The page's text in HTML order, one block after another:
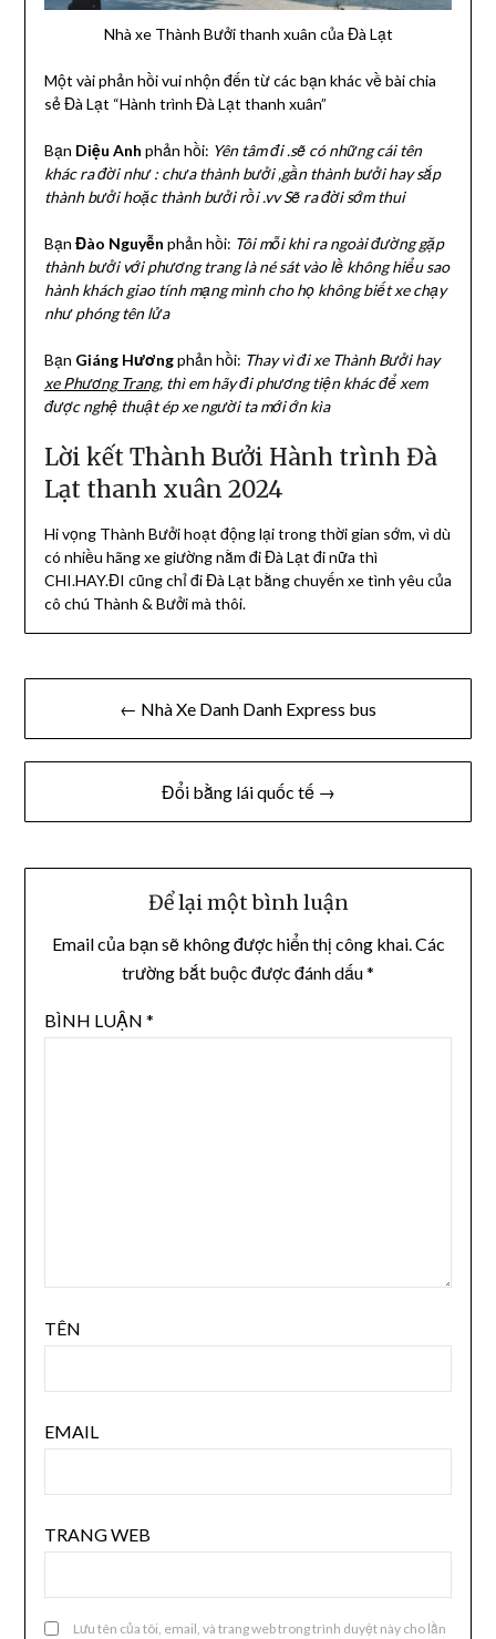
Nhà xe Thành Bưởi thanh xuân của Đà Lạt
Một vài phản hồi vui nhộn đến từ các bạn khác về bài chia
sẻ Đà Lạt “Hành trình Đà Lạt thanh xuân”
Bạn Diệu Anh phản hồi: Yên tâm đi .sẽ có những cái tên
khác ra đời như : chưa thành bưởi ,gần thành bưởi hay sắp
thành bưởi hoặc thành bưởi rồi .vv Sẽ ra đời sớm thui
Bạn Đào Nguyễn phản hồi: Tôi mỗi khi ra ngoài đường gặp
thành bưởi với phương trang là né sát vào lề không hiểu sao
hành khách giao tính mạng mình cho họ không biết xe chạy
như phóng tên lửa
Bạn Giáng Hươngphản hồi: Thay vì đi xe Thành Bưởi hay
xe Phương Trang, thì em hãy đi phương tiện khác để xem
được nghệ thuật ép xe người ta mới ớn kìa
Lời kết Thành Bưởi Hành trình Đà
Lạt thanh xuân 2024
Hi vọng Thành Bưởi hoạt động lại trong thời gian sớm, vì dù
có nhiều hãng xe giường nằm đi Đà Lạt đi nữa thì
CHI.HAY.ĐI cũng chỉ đi Đà Lạt bằng chuyến xe tình yêu của
cô chú Thành & Bưởi mà thôi.
Điều
hướng
viết
← Nhà Xe Danh Danh Express bus
Đổi bằng lái quốc tế →
Để lại một bình luận
Email của bạn sẽ không được hiển thị công khai.Các
trường bắt buộc được đánh dấu*
BÌNH LUẬN *
TÊN
EMAIL
TRANG WEB
Lưu tên của tôi, email, và trang web trong trình duyệt này cho lần